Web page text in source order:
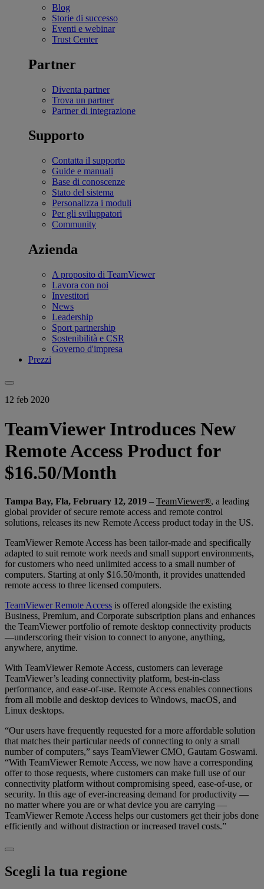
Blog
Storie di successo
Eventi e webinar
Trust Center
Partner
Diventa partner
Trova un partner
Partner di integrazione
Supporto
Contatta il supporto
Guide e manuali
Base di conoscenze
Stato del sistema
Personalizza i moduli
Per gli sviluppatori
Community
Azienda
A proposito di TeamViewer
Lavora con noi
Investitori
News
Leadership
Sport partnership
Sostenibilità e CSR
Governo d'impresa
Prezzi
12 feb 2020
TeamViewer Introduces New
Remote Access Product for
$16.50/Month
Tampa Bay, Fla, February 12, 2019 – TeamViewer®, a leading
global provider of secure remote access and remote control
solutions, releases its new Remote Access product today in the US.
TeamViewer Remote Access has been tailor-made and specifically
adapted to suit remote work needs and small support environments,
for customers who need unlimited access to a small number of
computers. Starting at only $16.50/month, it provides unattended
remote access to three licensed computers.
TeamViewer Remote Access is offered alongside the existing
Business, Premium, and Corporate subscription plans and enhances
the TeamViewer portfolio of remote desktop connectivity products
—underscoring their vision to connect to anyone, anything,
anywhere, anytime.
With TeamViewer Remote Access, customers can leverage
TeamViewer’s leading connectivity platform, best-in-class
performance, and ease-of-use. Remote Access enables connections
from all mobile and desktop devices to Windows, macOS, and
Linux desktops.
“Our users have frequently requested for a more affordable solution
that matches their particular needs of connecting to only a small
number of computers,” says TeamViewer CMO, Gautam Goswami.
“With TeamViewer Remote Access, we now have a corresponding
offer to those requests, where customers can make full use of our
connectivity platform without compromising speed, ease-of-use, or
security. In this age of ever-increasing demand for productivity —
no matter where you are or what device you are carrying —
TeamViewer Remote Access helps our customers get their jobs done
efficiently and without distraction or increased travel costs.”
Scegli la tua regione